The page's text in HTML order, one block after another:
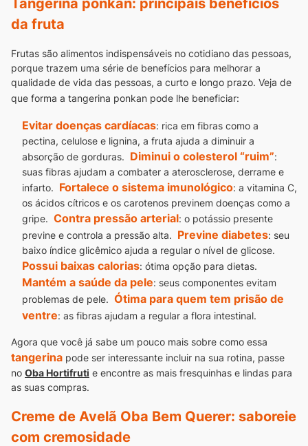
Tangerina ponkan: principais benefícios
da fruta
Frutas são alimentos indispensáveis no cotidiano das pessoas,
porque trazem uma série de benefícios para melhorar a
qualidade de vida das pessoas, a curto e longo prazo. Veja de
que forma a tangerina ponkan pode lhe beneficiar:
Evitar doenças cardíacas: rica em fibras como a
pectina, celulose e lignina, a fruta ajuda a diminuir a
absorção de gorduras. Diminui o colesterol “ruim”:
suas fibras ajudam a combater a aterosclerose, derrame e
infarto. Fortalece o sistema imunológico: a vitamina C,
os ácidos cítricos e os carotenos previnem doenças como a
gripe. Contra pressão arterial: o potássio presente
previne e controla a pressão alta. Previne diabetes: seu
baixo índice glicêmico ajuda a regular o nível de glicose.
Possui baixas calorias: ótima opção para dietas.
Mantém a saúde da pele: seus componentes evitam
problemas de pele. Ótima para quem tem prisão de
ventre: as fibras ajudam a regular a flora intestinal.
Agora que você já sabe um pouco mais sobre como essa
tangerina pode ser interessante incluir na sua rotina, passe
no Oba Hortifruti e encontre as mais fresquinhas e lindas para
as suas compras.
Creme de Avelã Oba Bem Querer: saboreie
com cremosidade